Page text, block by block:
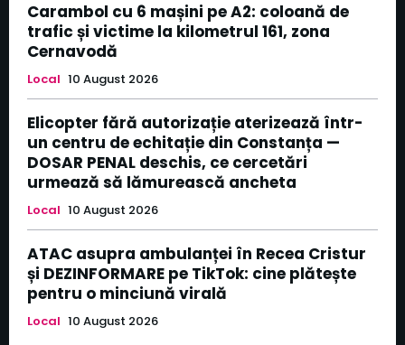
Carambol cu 6 mașini pe A2: coloană de
trafic și victime la kilometrul 161, zona
Cernavodă
Local 10 August 2026
Elicopter fără autorizație aterizează într-
un centru de echitație din Constanța —
DOSAR PENAL deschis, ce cercetări
urmează să lămurească ancheta
Local 10 August 2026
ATAC asupra ambulanței în Recea Cristur
și DEZINFORMARE pe TikTok: cine plătește
pentru o minciună virală
Local 10 August 2026